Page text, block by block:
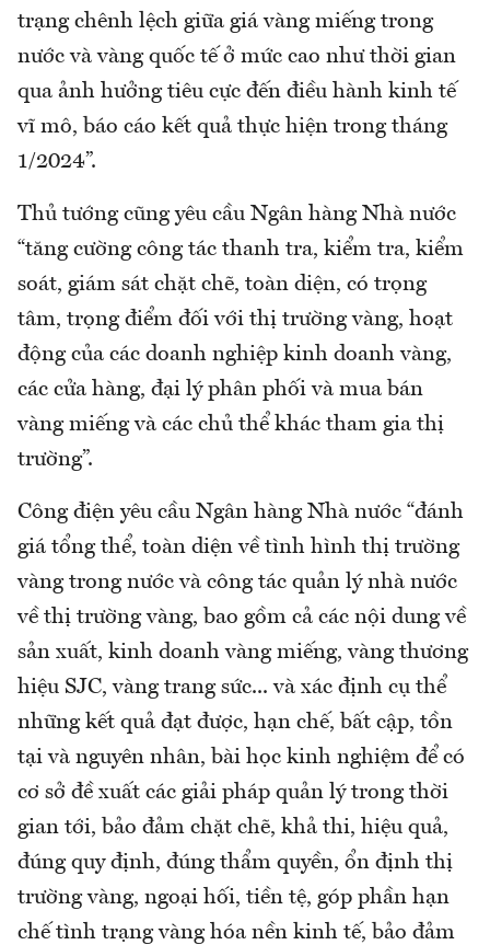
trạng chênh lệch giữa giá vàng miếng trong
nước và vàng quốc tế ở mức cao như thời gian
qua ảnh hưởng tiêu cực đến điều hành kinh tế
vĩ mô, báo cáo kết quả thực hiện trong tháng
1/2024”.
Thủ tướng cũng yêu cầu Ngân hàng Nhà nước
“tăng cường công tác thanh tra, kiểm tra, kiểm
soát, giám sát chặt chẽ, toàn diện, có trọng
tâm, trọng điểm đối với thị trường vàng, hoạt
động của các doanh nghiệp kinh doanh vàng,
các cửa hàng, đại lý phân phối và mua bán
vàng miếng và các chủ thể khác tham gia thị
trường”.
Công điện yêu cầu Ngân hàng Nhà nước “đánh
giá tổng thể, toàn diện về tình hình thị trường
vàng trong nước và công tác quản lý nhà nước
về thị trường vàng, bao gồm cả các nội dung về
sản xuất, kinh doanh vàng miếng, vàng thương
hiệu SJC, vàng trang sức... và xác định cụ thể
những kết quả đạt được, hạn chế, bất cập, tồn
tại và nguyên nhân, bài học kinh nghiệm để có
cơ sở đề xuất các giải pháp quản lý trong thời
gian tới, bảo đảm chặt chẽ, khả thi, hiệu quả,
đúng quy định, đúng thẩm quyền, ổn định thị
trường vàng, ngoại hối, tiền tệ, góp phần hạn
chế tình trạng vàng hóa nền kinh tế, bảo đảm